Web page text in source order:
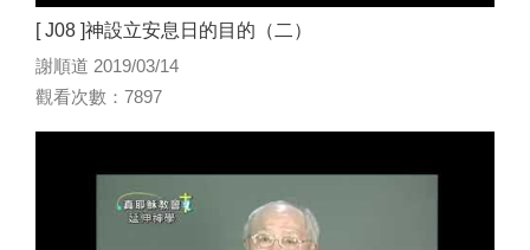
[ J08 ]神設立安息日的目的（二）
謝順道 2019/03/14
觀看次數：7897